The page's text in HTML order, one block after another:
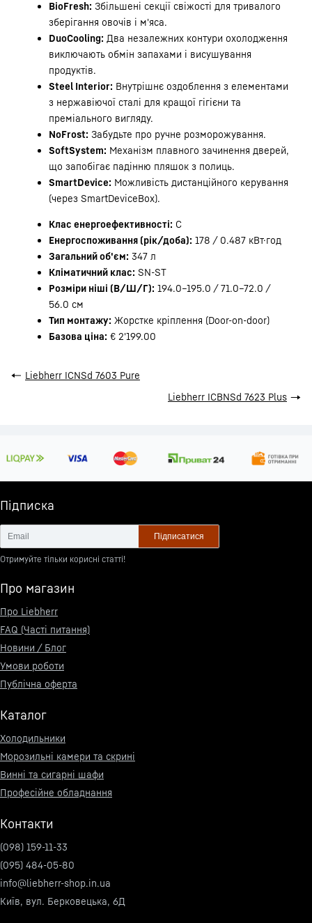
BioFresh: Збільшені секції свіжості для тривалого
зберігання овочів і м'яса.
DuoCooling: Два незалежних контури охолодження
виключають обмін запахами і висушування
продуктів.
Steel Interior: Внутрішнє оздоблення з елементами
з нержавіючої сталі для кращої гігієни та
преміального вигляду.
NoFrost: Забудьте про ручне розморожування.
SoftSystem: Механізм плавного зачинення дверей,
що запобігає падінню пляшок з полиць.
SmartDevice: Можливість дистанційного керування
(через SmartDeviceBox).
Клас енергоефективності: C
Енергоспоживання (рік/доба): 178 / 0.487 кВт·год
Загальний об'єм: 347 л
Кліматичний клас: SN-ST
Розміри ніші (В/Ш/Г): 194.0–195.0 / 71.0–72.0 /
56.0 см
Тип монтажу: Жорстке кріплення (Door-on-door)
Базова ціна: € 2'199.00
← Liebherr ICNSd 7603 Pure
Liebherr ICBNSd 7623 Plus →
Підписка
Підписатися
Отримуйте тільки корисні статті!
Про магазин
Про Liebherr
FAQ (Часті питання)
Новини / Блог
Умови роботи
Публічна оферта
Каталог
Холодильники
Морозильні камери та скрині
Винні та сигарні шафи
Професійне обладнання
Контакти
(098) 159-11-33
(095) 484-05-80
info@liebherr-shop.in.ua
Київ, вул. Берковецька, 6Д